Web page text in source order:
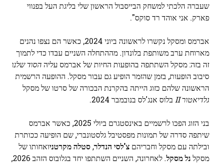
שעברה הלכתי למשחק הבייסבול הראשון שלי בליגת העל בפנווי
פארק. אני אוהד רד סוקס".
אברמס ומסקל נקשרו לראשונה ביוני 2024, כאשר הם נצפו נהנים
מארוחת ערב משותפת בלונדון. מההתחלה השניים עבדו כדי לתמוך
זה בזה: מסקל השתתפה בהופעות החיות של אברמס עליההסוד שלנו
סיבוב הופעות, בזמן שהזמר הופיע גם עבור מסקל. ההופעה הרשמית
הראשונה שלהם כזוג הייתה בהקרנת הבכורה של סרטו של מסקל
גלדיאטור II
בלוס אנג'לס בנובמבר 2024.
בני הזוג הפכו לרשמיים באינסטגרם ביולי 2025, כאשר אברמס
שיתפה סדרה של תמונות מפסטיבל גלסטונברי, שם הופיעה ככותרת
ובילתה עם מסקל וחבריהם צ'לסי הנדלר, סטלה מקרטניואחותו של
מסקלנל מסקל
. לאחרונה, השניים השתתפו יחד בגלובוס הזהב 2026,